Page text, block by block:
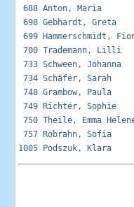
688 Anton, Maria
698 Gebhardt, Greta
699 Hammerschmidt,
700 Trademann, Lilli
733 Schween,
734 Schäfer, Sarah
748 Grambow, Paula
749 Richter, Sophie
750 Theile, Emma
757 Robrahn, Sofia